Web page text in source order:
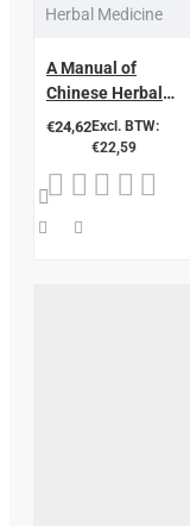
Herbal Medicine
A Manual of
Chinese Herbal
Medicine
€24,62Excl. BTW:
€22,59